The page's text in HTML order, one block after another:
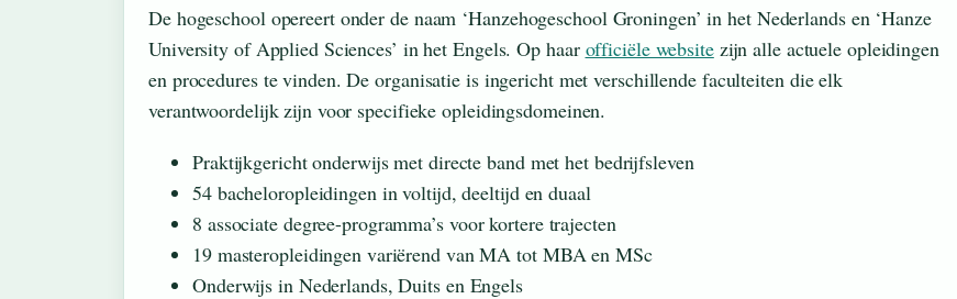
De hogeschool opereert onder de naam ‘Hanzehogeschool Groningen’ in het Nederlands en ‘Hanze
University of Applied Sciences’ in het Engels. Op haar officiële websitezijn alle actuele opleidingen
en procedures te vinden. De organisatie is ingericht met verschillende faculteiten die elk
verantwoordelijk zijn voor specifieke opleidingsdomeinen.
Praktijkgericht onderwijs met directe band met het bedrijfsleven
54 bacheloropleidingen in voltijd, deeltijd en duaal
8 associate degree-programma’s voor kortere trajecten
19 masteropleidingen variërend van MA tot MBA en MSc
Onderwijs in Nederlands, Duits en Engels